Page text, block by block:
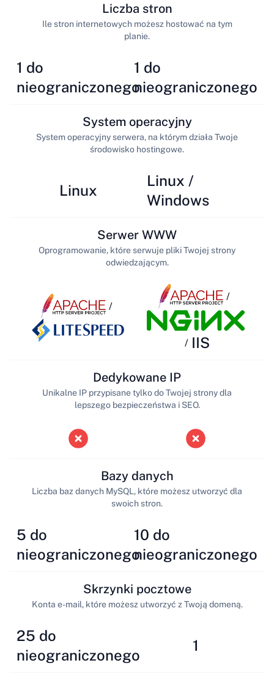
1 do
nieograniczonego
Liczba stron
Ile stron internetowych możesz hostować na tym
planie.
1 do
nieograniczonego
Linux
System operacyjny
System operacyjny serwera, na którym działa Twoje
środowisko hostingowe.
Linux /
Windows
/
Serwer WWW
Oprogramowanie, które serwuje pliki Twojej strony
odwiedzającym.
/
/ IIS
Dedykowane IP
Unikalne IP przypisane tylko do Twojej strony dla
lepszego bezpieczeństwa i SEO.
5 do
nieograniczonego
Bazy danych
Liczba baz danych MySQL, które możesz utworzyć dla
swoich stron.
10 do
nieograniczonego
25 do
nieograniczonego
Skrzynki pocztowe
Konta e-mail, które możesz utworzyć z Twoją domeną.
1